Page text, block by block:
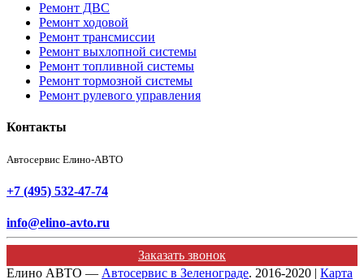
Ремонт ДВС
Ремонт ходовой
Ремонт трансмиссии
Ремонт выхлопной системы
Ремонт топливной системы
Ремонт тормозной системы
Ремонт рулевого управления
Контакты
Автосервис Елино-АВТО
+7 (495) 532-47-74
info@elino-avto.ru
Заказать звонок
Елино АВТО — Автосервис в Зеленограде. 2016-2020 | Карта